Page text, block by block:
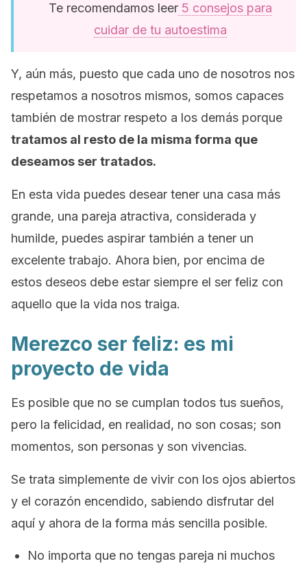
Te recomendamos leer 5 consejos para
cuidar de tu autoestima
Y, aún más, puesto que cada uno de nosotros nos
respetamos a nosotros mismos, somos capaces
también de mostrar respeto a los demás porque
tratamos al resto de la misma forma que
deseamos ser tratados.
En esta vida puedes desear tener una casa más
grande, una pareja atractiva, considerada y
humilde, puedes aspirar también a tener un
excelente trabajo. Ahora bien, por encima de
estos deseos debe estar siempre el ser feliz con
aquello que la vida nos traiga.
Merezco ser feliz: es mi
proyecto de vida
Es posible que no se cumplan todos tus sueños,
pero la felicidad, en realidad, no son cosas; son
momentos, son personas y son vivencias.
Se trata simplemente de vivir con los ojos abiertos
y el corazón encendido, sabiendo disfrutar del
aquí y ahora de la forma más sencilla posible.
No importa que no tengas pareja ni muchos